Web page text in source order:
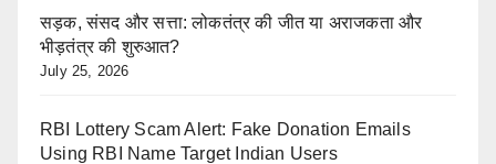
सड़क, संसद और सत्ता: लोकतंत्र की जीत या अराजकता और
भीड़तंत्र की शुरुआत?
July 25, 2026
RBI Lottery Scam Alert: Fake Donation Emails
Using RBI Name Target Indian Users